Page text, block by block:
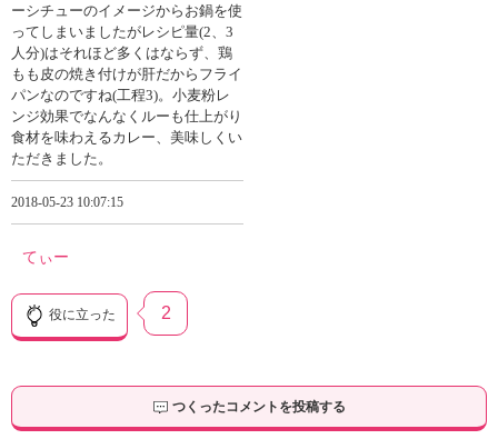
ーシチューのイメージからお鍋を使
ってしまいましたがレシピ量(2、3
人分)はそれほど多くはならず、鶏
もも皮の焼き付けが肝だからフライ
パンなのですね(工程3)。小麦粉レ
ンジ効果でなんなくルーも仕上がり
食材を味わえるカレー、美味しくい
ただきました。
2018-05-23 10:07:15
てぃー
役に立った 2
つくったコメントを投稿する